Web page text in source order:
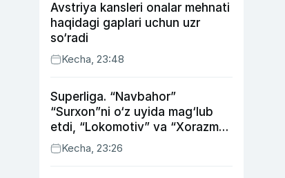
Avstriya kansleri onalar mehnati
haqidagi gaplari uchun uzr
so‘radi
Kecha, 23:48
Superliga. “Navbahor”
“Surxon”ni o‘z uyida mag‘lub
etdi, “Lokomotiv” va “Xorazm”
uyda g‘alaba qozondi
Kecha, 23:26